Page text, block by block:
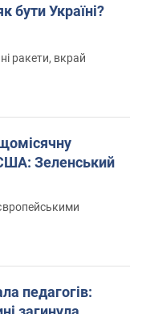
бути Україні?
ракети, вкрай
Зеленський
педагогів: